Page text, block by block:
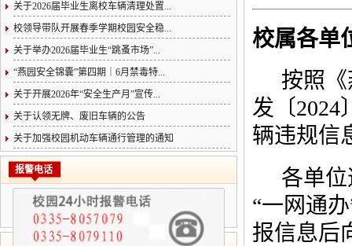
关于2026届毕业生离校车辆清理处置...
校领导带队开展春季学期校园安全稳...
关于举办2026届毕业生“跳蚤市场”...
“燕园安全锦囊”第四期｜6月禁毒特...
关于开展2026年“安全生产月”宣传...
关于认领无牌、废旧车辆的公告
关于加强校园机动车辆通行管理的通知
报警电话
校属各单
按照
发〔2024
辆违规信
各单
“一网通
报信息后